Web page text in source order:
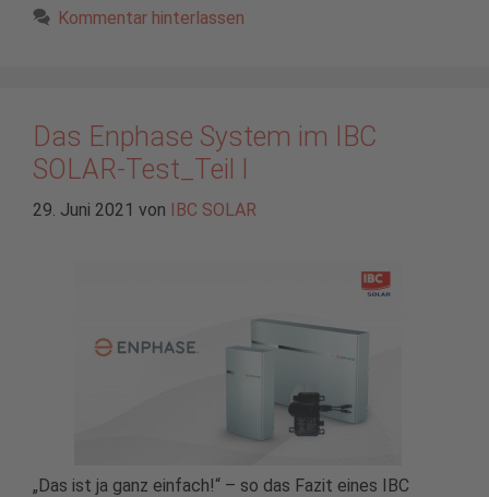
Kommentar hinterlassen
Das Enphase System im IBC
SOLAR-Test_Teil I
29. Juni 2021 von IBC SOLAR
„Das ist ja ganz einfach!“ – so das Fazit eines IBC